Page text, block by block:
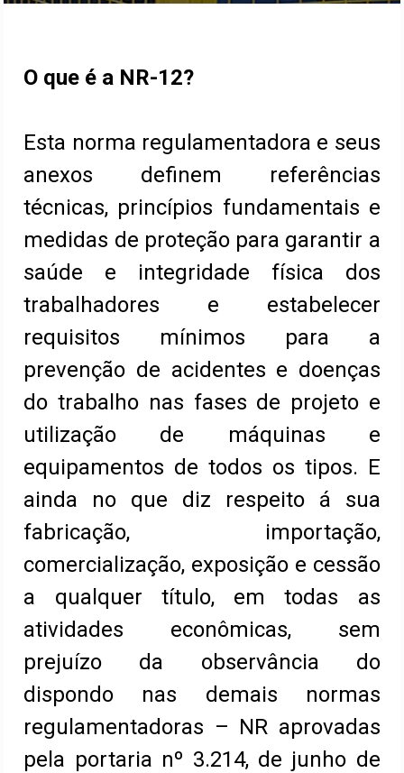
O que é a NR-12?
Esta norma regulamentadora e seus
anexos definem referências
técnicas, princípios fundamentais e
medidas de proteção para garantir a
saúde e integridade física dos
trabalhadores e estabelecer
requisitos mínimos para a
prevenção de acidentes e doenças
do trabalho nas fases de projeto e
utilização de máquinas e
equipamentos de todos os tipos. E
ainda no que diz respeito á sua
fabricação, importação,
comercialização, exposição e cessão
a qualquer título, em todas as
atividades econômicas, sem
prejuízo da observância do
dispondo nas demais normas
regulamentadoras – NR aprovadas
pela portaria nº 3.214, de junho de